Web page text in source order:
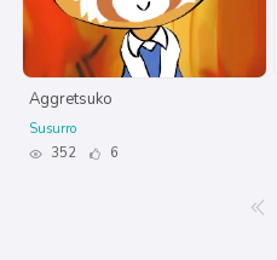
Aggretsuko
Susurro
352
6